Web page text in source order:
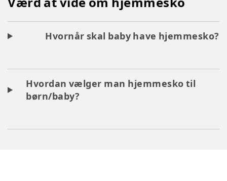
Hvornår skal baby have hjemmesko?
Hvordan vælger man hjemmesko til
børn/baby?